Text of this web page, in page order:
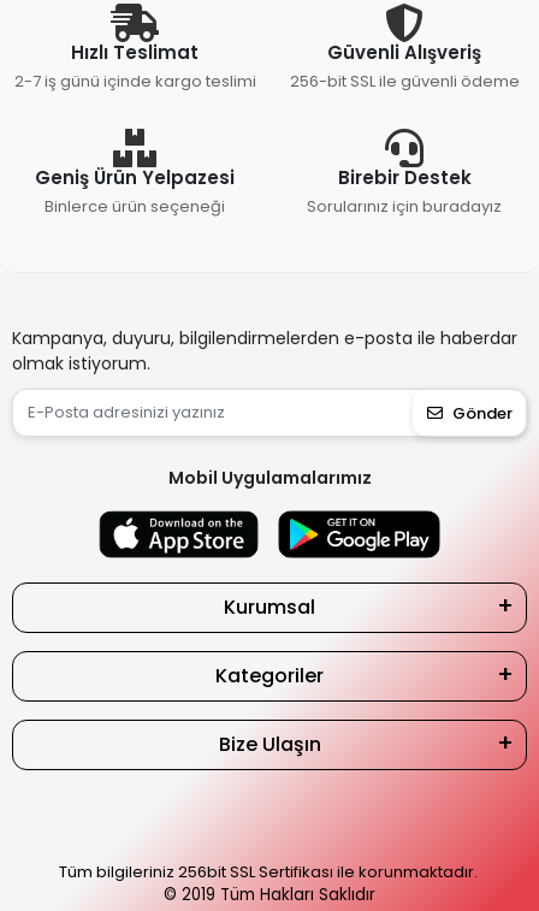
Hızlı Teslimat
2-7 iş günü içinde kargo teslimi
Güvenli Alışveriş
256-bit SSL ile güvenli ödeme
Geniş Ürün Yelpazesi
Binlerce ürün seçeneği
Birebir Destek
Sorularınız için buradayız
Kampanya, duyuru, bilgilendirmelerden e-posta ile haberdar
olmak istiyorum.
Gönder
Mobil Uygulamalarımız
Kurumsal
Kategoriler
Bize Ulaşın
Tüm bilgileriniz 256bit SSL Sertifikası ile korunmaktadır.
© 2019 Tüm Hakları Saklıdır